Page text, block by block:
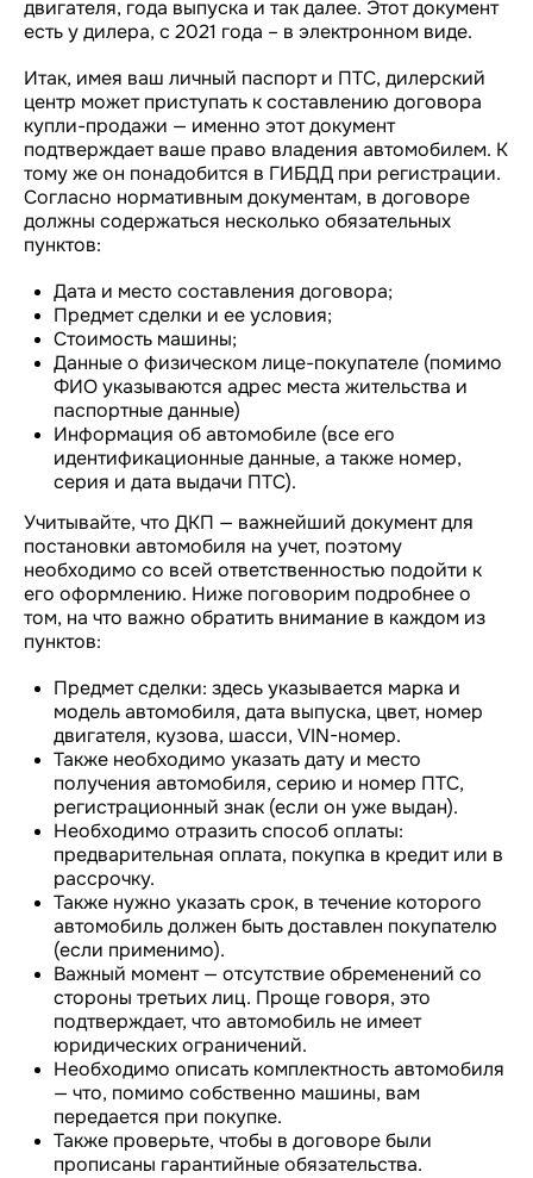
двигателя, года выпуска и так далее. Этот документ
есть у дилера, с 2021 года – в электронном виде.
Итак, имея ваш личный паспорт и ПТС, дилерский
центр может приступать к составлению договора
купли-продажи — именно этот документ
подтверждает ваше право владения автомобилем. К
тому же он понадобится в ГИБДД при регистрации.
Согласно нормативным документам, в договоре
должны содержаться несколько обязательных
пунктов:
Дата и место составления договора;
Предмет сделки и ее условия;
Стоимость машины;
Данные о физическом лице-покупателе (помимо
ФИО указываются адрес места жительства и
паспортные данные)
Информация об автомобиле (все его
идентификационные данные, а также номер,
серия и дата выдачи ПТС).
Учитывайте, что ДКП — важнейший документ для
постановки автомобиля на учет, поэтому
необходимо со всей ответственностью подойти к
его оформлению. Ниже поговорим подробнее о
том, на что важно обратить внимание в каждом из
пунктов:
Предмет сделки: здесь указывается марка и
модель автомобиля, дата выпуска, цвет, номер
двигателя, кузова, шасси, VIN-номер.
Также необходимо указать дату и место
получения автомобиля, серию и номер ПТС,
регистрационный знак (если он уже выдан).
Необходимо отразить способ оплаты:
предварительная оплата, покупка в кредит или в
рассрочку.
Также нужно указать срок, в течение которого
автомобиль должен быть доставлен покупателю
(если применимо).
Важный момент — отсутствие обременений со
стороны третьих лиц. Проще говоря, это
подтверждает, что автомобиль не имеет
юридических ограничений.
Необходимо описать комплектность автомобиля
— что, помимо собственно машины, вам
передается при покупке.
Также проверьте, чтобы в договоре были
прописаны гарантийные обязательства.